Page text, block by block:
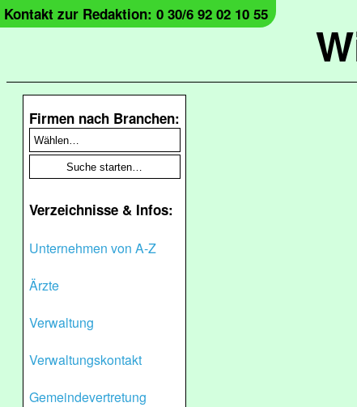
Kontakt zur Redaktion: 0 30/6 92 02 10 55
Firmen nach Branchen:
Verzeichnisse & Infos:
Unternehmen von A-Z
Ärzte
Verwaltung
Verwaltungskontakt
Gemeindevertretung